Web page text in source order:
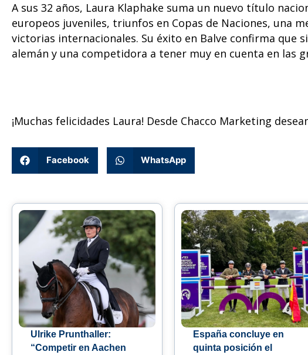
A sus 32 años, Laura Klaphake suma un nuevo título
europeos juveniles, triunfos en Copas de Naciones, una
victorias internacionales. Su éxito en Balve confirma que
alemán y una competidora a tener muy en cuenta en las
¡Muchas felicidades Laura! Desde Chacco Marketing
Facebook WhatsApp
Ulrike Prunthaller:
“Competir en Aachen
España concluye en
quinta posición el